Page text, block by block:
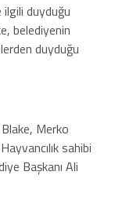
ilgili duyduğu
belediyenin
duyduğu
Merko
sahibi
Başkanı Ali